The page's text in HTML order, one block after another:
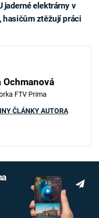
jaderné elektrárny v
hasičům ztěžují práci
Ochmanová
FTV Prima
ČLÁNKY AUTORA